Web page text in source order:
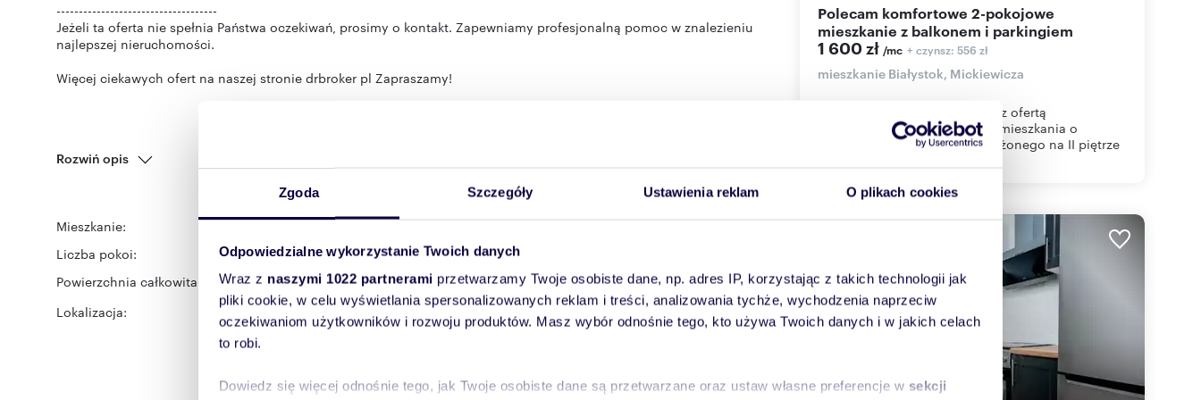
Zgoda Szczegóły Ustawienia reklam O plikach cookies
Odpowiedzialne wykorzystanie Twoich danych
Wraz z naszymi 1022 partnerami przetwarzamy Twoje osobiste dane, np. adres IP, korzystając z takich technologii jak
pliki cookie, w celu wyświetlania spersonalizowanych reklam i treści, analizowania tychże, wychodzenia naprzeciw
oczekiwaniom użytkowników i rozwoju produktów. Masz wybór odnośnie tego, kto używa Twoich danych i w jakich celach
to robi.
Dowiedz się więcej odnośnie tego, jak Twoje osobiste dane są przetwarzane oraz ustaw własne preferencje w sekcji
------------------------------------
Jeżeli ta oferta nie spełnia Państwa oczekiwań, prosimy o kontakt. Zapewniamy profesjonalną pomoc w znalezieniu
najlepszej nieruchomości.
Więcej ciekawych ofert na naszej stronie drbroker pl Zapraszamy!
Rozwiń opis
Mieszkanie: na wynajem
Liczba pokoi: 3
Powierzchnia całkowita: 54 m2
Lokalizacja: województwo: podlaskiepowiat: Białystokgmina: Białystok miejscowość:Białystok
dzielnica:Mickiewiczaulica:Elizy Orzeszkowej
Polecam komfortowe 2-pokojowe
mieszkanie z balkonem i parkingiem
1 600 zł /mc + czynsz: 556 zł
mieszkanie Białystok, Mickiewicza
Zapraszam do zapoznania się z ofertą
komfortowego 2 pokojowego mieszkania o
powierzchni 46,50 m kw, położonego na II piętrze